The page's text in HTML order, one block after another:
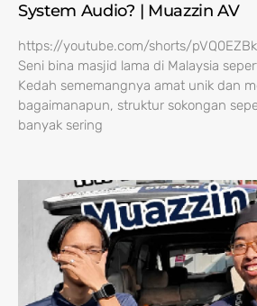
System Audio? | Muazzin AV
https://youtube.com/shorts/
Seni bina masjid lama di Malaysia
Kedah sememangnya amat unik dan
bagaimanapun, struktur sokongan
banyak sering